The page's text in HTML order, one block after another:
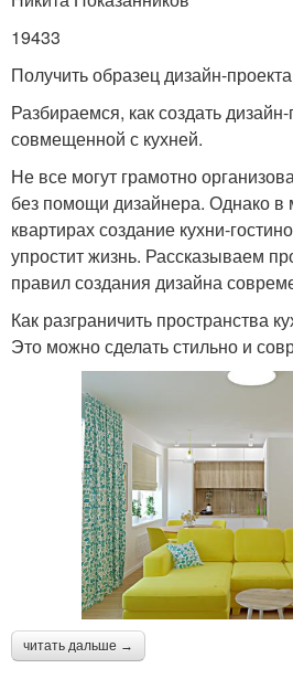
19433
Получить образец дизайн-проекта
Разбираемся, как создать дизайн-
совмещенной с кухней.
Не все могут грамотно
без помощи дизайнера. Однако в
квартирах создание кухни-
упростит жизнь. Рассказываем
правил создания дизайна
Как разграничить пространства
Это можно сделать стильно и
читать дальше →